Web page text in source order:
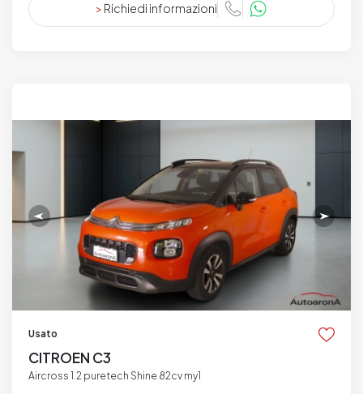
> Richiedi informazioni
Usato
CITROEN C3
Aircross 1.2 puretech Shine 82cv my1